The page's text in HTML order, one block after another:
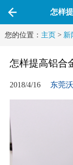
怎样
您的位置： 主页 > 新
怎样提高铝合
2018/4/16 东莞